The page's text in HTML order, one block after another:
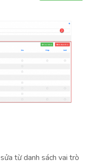
từ danh sách vai trò